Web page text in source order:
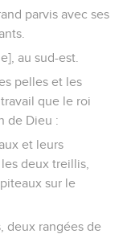
parvis avec ses
au sud-est.
pelles et les
que le roi
de Dieu :
et leurs
deux treillis,
sur le
deux rangées de